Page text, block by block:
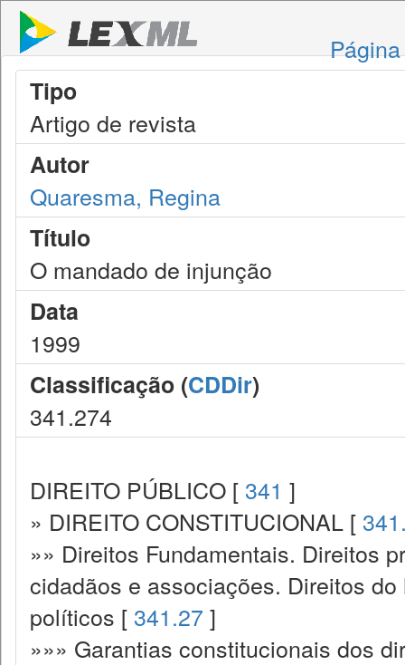
Tipo
Artigo de revista
Autor
Quaresma, Regina
Título
O mandado de injunção
Data
1999
Classificação (CDDir)
341.274
DIREITO PÚBLICO [ 341 ]
» DIREITO CONSTITUCIONAL [
»» Direitos Fundamentais. Direitos
cidadãos e associações. Direitos
políticos [ 341.27 ]
»»» Garantias constitucionais dos